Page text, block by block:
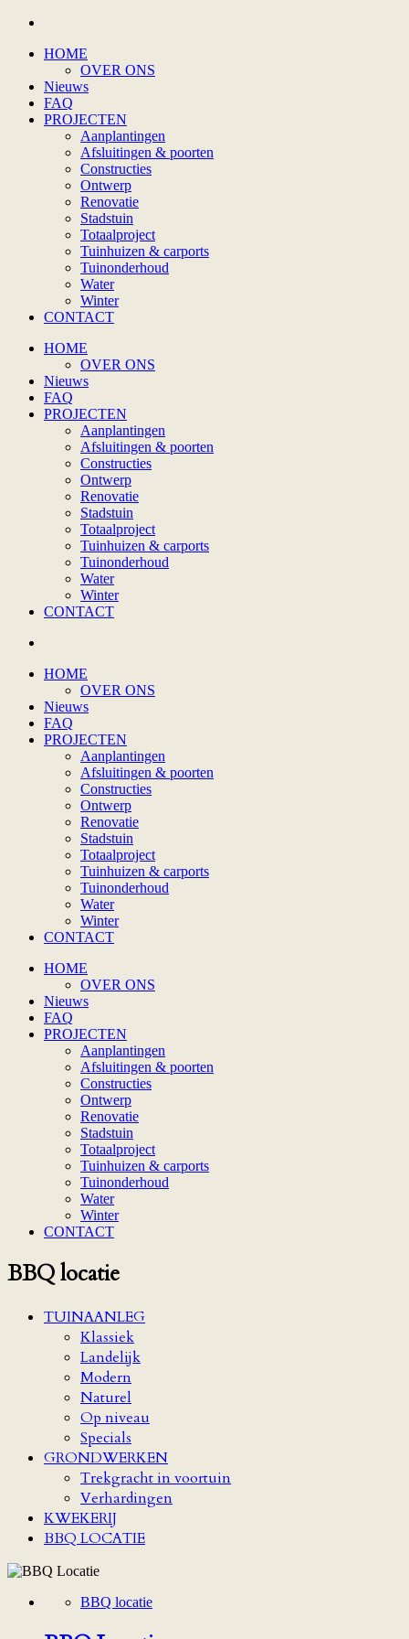
HOME
OVER ONS
Nieuws
FAQ
PROJECTEN
Aanplantingen
Afsluitingen & poorten
Constructies
Ontwerp
Renovatie
Stadstuin
Totaalproject
Tuinhuizen & carports
Tuinonderhoud
Water
Winter
CONTACT
HOME
OVER ONS
Nieuws
FAQ
PROJECTEN
Aanplantingen
Afsluitingen & poorten
Constructies
Ontwerp
Renovatie
Stadstuin
Totaalproject
Tuinhuizen & carports
Tuinonderhoud
Water
Winter
CONTACT
HOME
OVER ONS
Nieuws
FAQ
PROJECTEN
Aanplantingen
Afsluitingen & poorten
Constructies
Ontwerp
Renovatie
Stadstuin
Totaalproject
Tuinhuizen & carports
Tuinonderhoud
Water
Winter
CONTACT
HOME
OVER ONS
Nieuws
FAQ
PROJECTEN
Aanplantingen
Afsluitingen & poorten
Constructies
Ontwerp
Renovatie
Stadstuin
Totaalproject
Tuinhuizen & carports
Tuinonderhoud
Water
Winter
CONTACT
BBQ locatie
TUINAANLEG
Klassiek
Landelijk
Modern
Naturel
Op niveau
Specials
GRONDWERKEN
Trekgracht in voortuin
Verhardingen
KWEKERIJ
BBQ LOCATIE
BBQ locatie